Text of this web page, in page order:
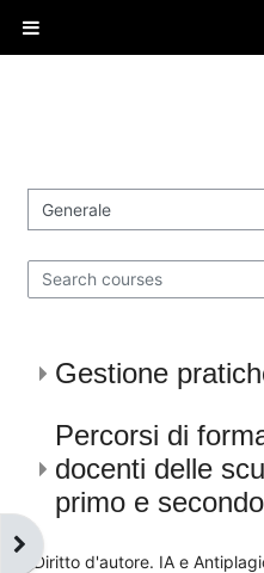
Open block drawer
Course categories
Search courses
Gestione
Percorsi di
docenti delle
primo e
Diritto d'autore. IA e